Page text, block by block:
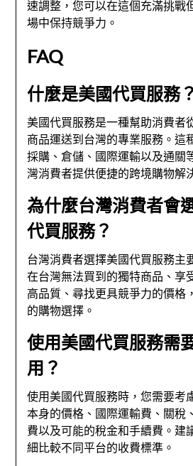
速調整，您可以在這個充滿挑戰
場中保持競爭力。
FAQ
什麼是美國代買服務？
美國代買服務是一種幫助消費者
商品運送到台灣的專業服務。這
採購、倉儲、國際運輸以及通關
灣消費者提供便捷的跨境購物解
為什麼台灣消費者會
代買服務？
台灣消費者選擇美國代買服務主
在台灣無法買到的獨特商品、享
高品質、尋找更具競爭力的價格
的購物選擇。
使用美國代買服務需
用？
使用美國代買服務時，您需要考
本身的價格、國際運輸費、關稅
費以及可能的稅金和手續費。建
細比較不同平台的收費標準。